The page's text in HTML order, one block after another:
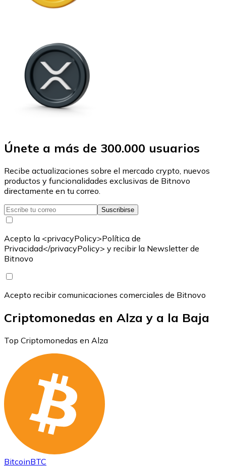
Únete a más de 300.000 usuarios
Recibe actualizaciones sobre el mercado crypto, nuevos
productos y funcionalidades exclusivas de Bitnovo
directamente en tu correo.
Suscribirse
Acepto la <privacyPolicy>Política de
Privacidad</privacyPolicy> y recibir la Newsletter de
Bitnovo
Acepto recibir comunicaciones comerciales de Bitnovo
Criptomonedas en Alza y a la Baja
Top Criptomonedas en Alza
BitcoinBTC